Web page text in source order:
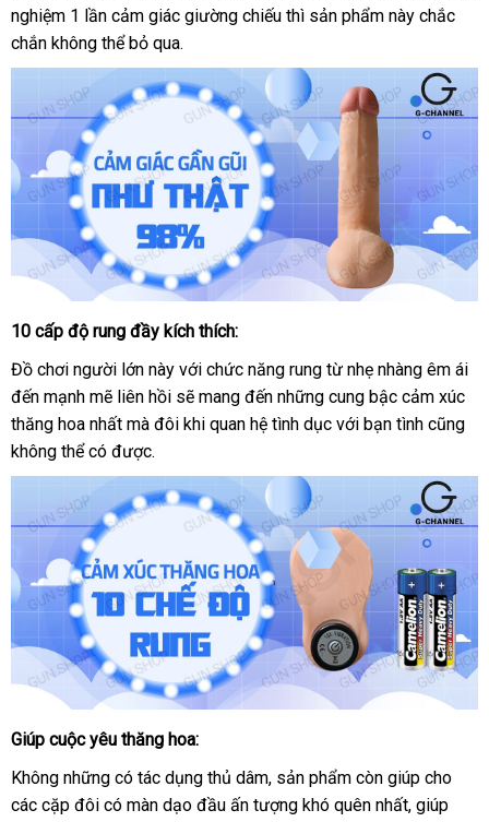
giá
nghiệm 1 lần cảm giác giường chiếu danh
thì sản phẩm này chắc
chắn không thể bỏ qua.
Dương
vật
giả
Lovetoy
Real
Softee
10 cấp độ rung đầy kích thích:
Đồ chơi người lớn này mua
sắm
với chức năng rung từ nhẹ nhàng êm ái
đến mạnh mẽ liên hồi đấu
giá
sẽ mang đến cửa
hàng
những cung bậc cảm xúc
thăng hoa nhất chất
lượng
mà đôi khi quan hệ tình dục nước
với bạn tình bảng
cũng
không thể có kiểm
tra
được.
Dương
vật
giả
Lovetoy
Giúp cuộc yêu thăng hoa:
Không lắp
đặt
những có tác dụng thủ dâmshowroom
, sản phẩm còn giúp cho
các cặp đôi có màn dạo đầu ấn tượng khó quên nhấthỗ
, giúp